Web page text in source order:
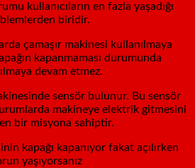
kullanıcıların en fazla yaşadığı
biridir.
çamaşır makinesi kullanılmaya
kapanmaması durumunda
devam etmez.
sensör bulunur. Bu sensör
makineye elektrik gitmesini
bir misyona sahiptir.
kapağı kapanıyor fakat açılırken
yaşıyorsanız